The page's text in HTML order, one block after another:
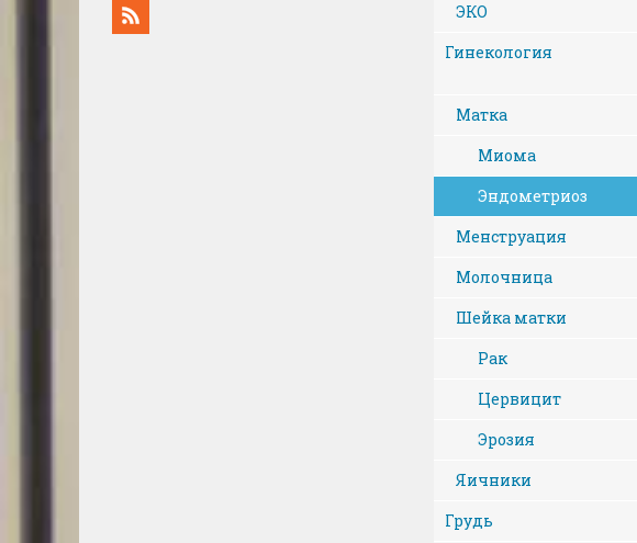
ЭКО
Гинекология
Матка
Миома
Эндометриоз
Менструация
Молочница
Шейка матки
Рак
Цервицит
Эрозия
Яичники
Грудь